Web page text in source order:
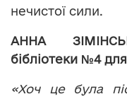
нечистої сили.
АННА
бібліотеки №4
«Хоч це була